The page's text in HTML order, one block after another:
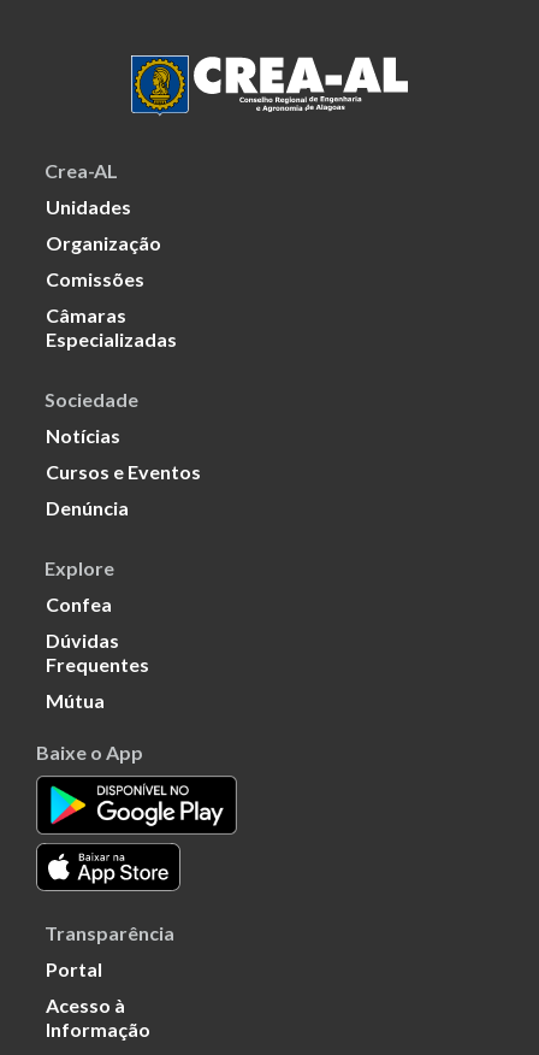
Crea-AL
Unidades
Organização
Comissões
Câmaras
Especializadas
Sociedade
Notícias
Cursos e Eventos
Denúncia
Explore
Confea
Dúvidas
Frequentes
Mútua
Baixe o App
Transparência
Portal
Acesso à
Informação